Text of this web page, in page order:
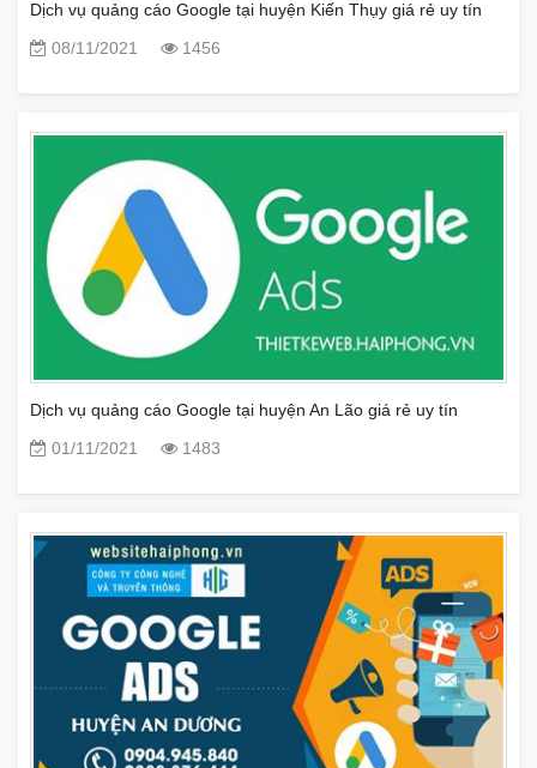
Dịch vụ quảng cáo Google tại huyện Kiến Thụy giá rẻ uy tín
08/11/2021
1456
Dịch vụ quảng cáo Google tại huyện An Lão giá rẻ uy tín
01/11/2021
1483